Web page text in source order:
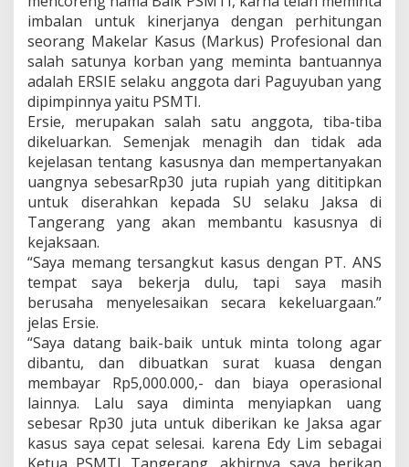
imbalan untuk kinerjanya dengan perhitungan
seorang Makelar Kasus (Markus) Profesional dan
salah satunya korban yang meminta bantuannya
adalah ERSIE selaku anggota dari Paguyuban yang
dipimpinnya yaitu PSMTI.
Ersie, merupakan salah satu anggota, tiba-tiba
dikeluarkan. Semenjak menagih dan tidak ada
kejelasan tentang kasusnya dan mempertanyakan
uangnya sebesarRp30 juta rupiah yang dititipkan
untuk diserahkan kepada SU selaku Jaksa di
Tangerang yang akan membantu kasusnya di
kejaksaan.
“Saya memang tersangkut kasus dengan PT. ANS
tempat saya bekerja dulu, tapi saya masih
berusaha menyelesaikan secara kekeluargaan.”
jelas Ersie.
“Saya datang baik-baik untuk minta tolong agar
dibantu, dan dibuatkan surat kuasa dengan
membayar Rp5,000.000,- dan biaya operasional
lainnya. Lalu saya diminta menyiapkan uang
sebesar Rp30 juta untuk diberikan ke Jaksa agar
kasus saya cepat selesai. karena Edy Lim sebagai